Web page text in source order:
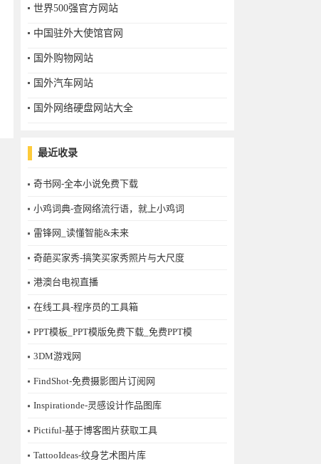
世界500强官方网站
中国驻外大使馆官网
国外购物网站
国外汽车网站
国外网络硬盘网站大全
最近收录
奇书网-全本小说免费下载
小鸡词典-查网络流行语，就上小鸡词
雷锋网_读懂智能&未来
奇葩买家秀-搞笑买家秀照片与大尺度
港澳台电视直播
在线工具-程序员的工具箱
PPT模板_PPT模版免费下载_免费PPT模
3DM游戏网
FindShot-免费摄影图片订阅网
Inspirationde-灵感设计作品图库
Pictiful-基于博客图片获取工具
TattooIdeas-纹身艺术图片库